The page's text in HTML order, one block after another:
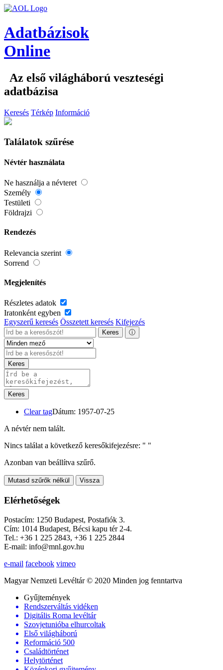
Adatbázisok
Online
Az első világháború veszteségi
adatbázisa
Keresés Térkép Információ
Találatok szűrése
Névtér használata
Ne használja a névteret
Személy
Testületi
Földrajzi
Rendezés
Relevancia szerint
Sorrend
Megjelenítés
Részletes adatok
Iratonként egyben
Egyszerű keresés Összetett keresés Kifejezés
Keres ⓘ
Keres
Keres
Clear tagDátum: 1957-07-25
A névtér nem talált.
Nincs találat a következő keresőkifejezésre: " "
Azonban van beállítva szűrő.
Mutasd szűrők nélkül Vissza
Elérhetőségek
Postacím: 1250 Budapest, Postafiók 3.
Cím: 1014 Budapest, Bécsi kapu tér 2-4.
Tel.: +36 1 225 2843, +36 1 225 2844
E-mail: info@mnl.gov.hu
e-mail facebook vimeo
Magyar Nemzeti Levéltár © 2020 Minden jog fenntartva
Gyűjtemények
Rendszerváltás vidéken
Digitális Roma levéltár
Szovjetunióba elhurcoltak
Első világháború
Reformáció 500
Családtörténet
Helytörténet